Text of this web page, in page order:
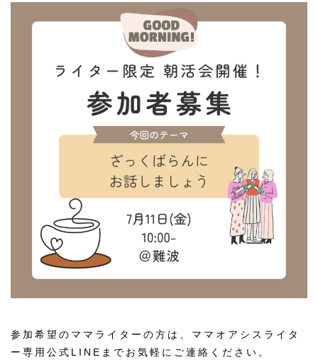
参加希望のママライターの方は、ママオアシスライタ
ー専用公式LINEまでお気軽にご連絡ください。